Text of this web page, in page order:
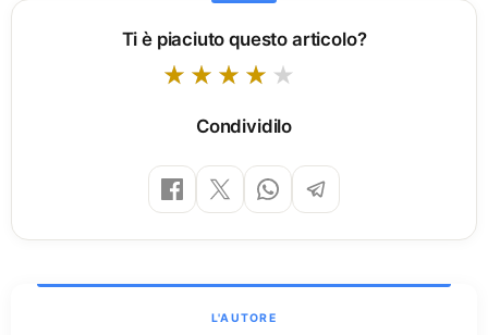
Ti è piaciuto questo articolo?
Condividilo